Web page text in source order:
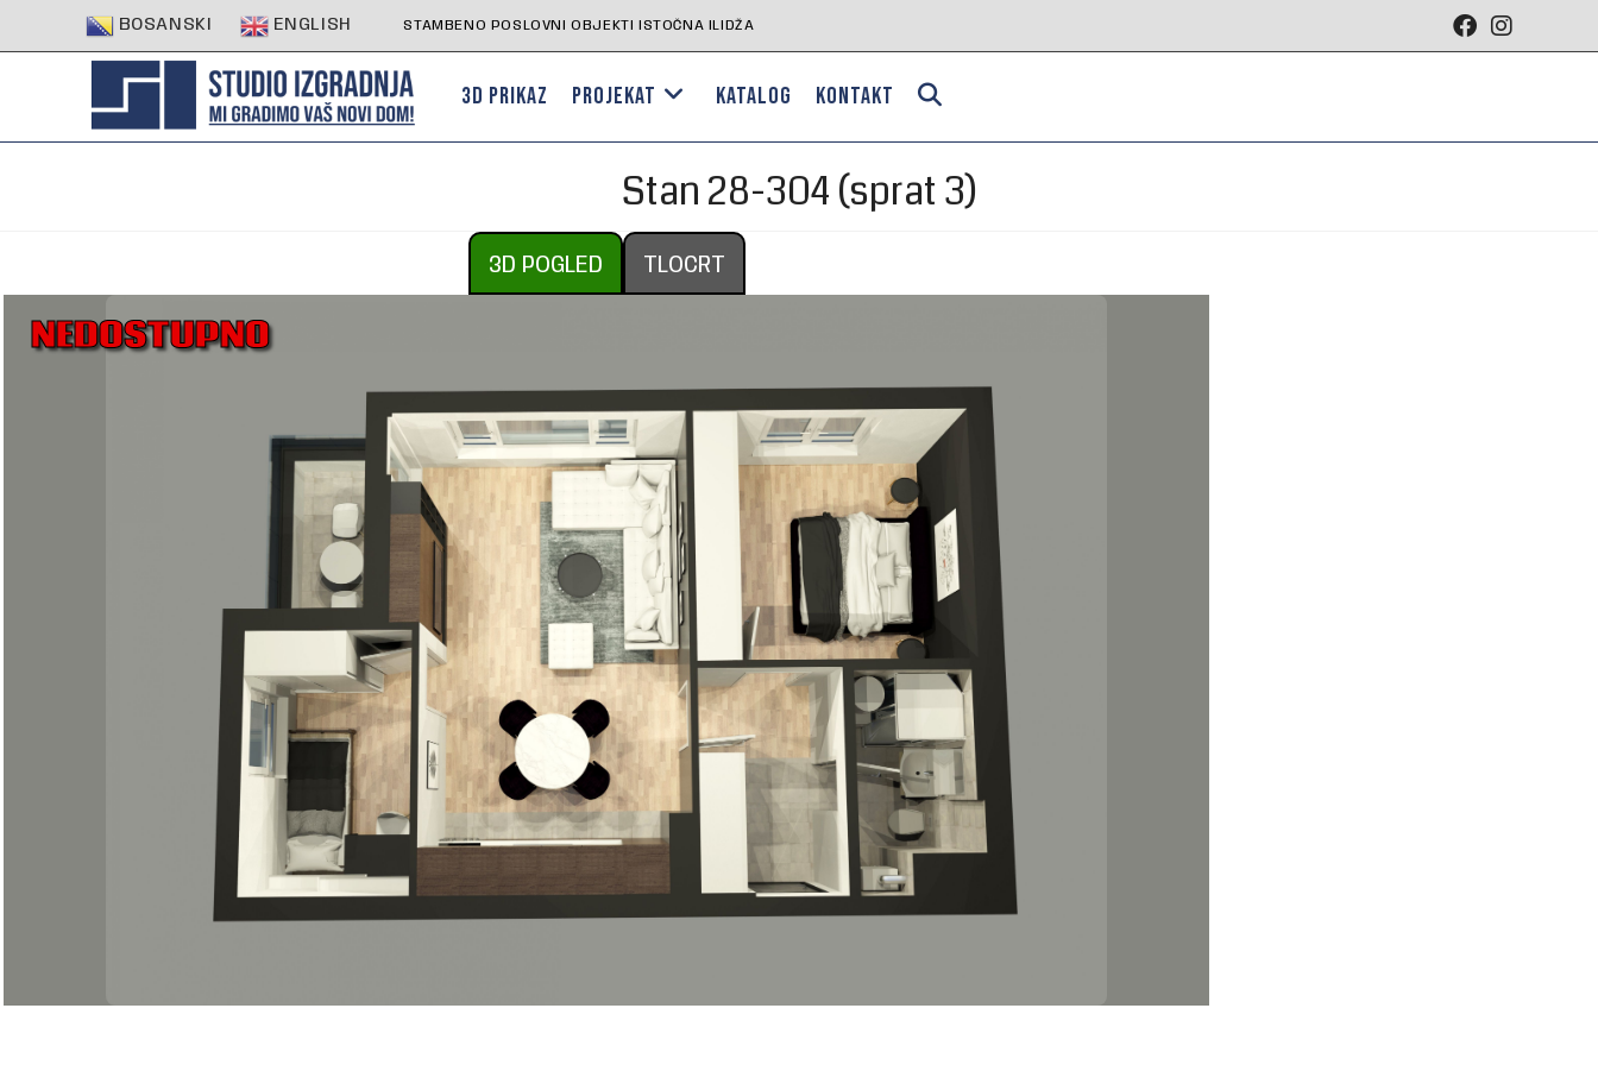
BOSANSKI ENGLISH STAMBENO POSLOVNI OBJEKTI ISTOČNA ILIDŽA
3D PRIKAZ PROJEKAT KATALOG KONTAKT
Stan 28-304 (sprat 3)
3D POGLED TLOCRT
NEDOSTUPNO